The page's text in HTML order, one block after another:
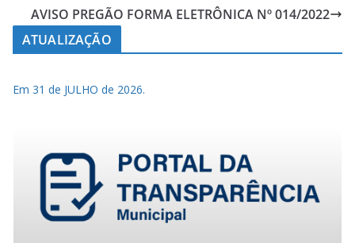
AVISO PREGÃO FORMA ELETRÔNICA Nº 014/2022
ATUALIZAÇÃO
Em 31 de JULHO de 2026.